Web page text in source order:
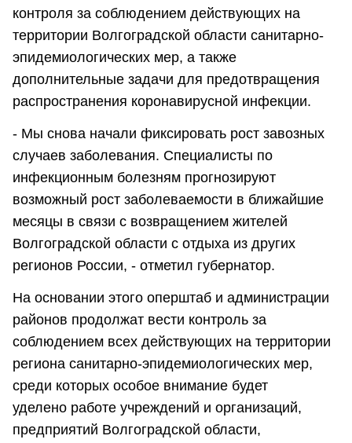
контроля за соблюдением действующих на
территории Волгоградской области санитарно-
эпидемиологических мер, а также
дополнительные задачи для предотвращения
распространения коронавирусной инфекции.
- Мы снова начали фиксировать рост завозных
случаев заболевания. Специалисты по
инфекционным болезням прогнозируют
возможный рост заболеваемости в ближайшие
месяцы в связи с возвращением жителей
Волгоградской области с отдыха из других
регионов России, - отметил губернатор.
На основании этого оперштаб и администрации
районов продолжат вести контроль за
соблюдением всех действующих на территории
региона санитарно-эпидемиологических мер,
среди которых особое внимание будет
уделено работе учреждений и организаций,
предприятий Волгоградской области,